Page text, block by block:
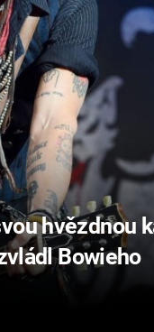
hvězdnou
Bowieho